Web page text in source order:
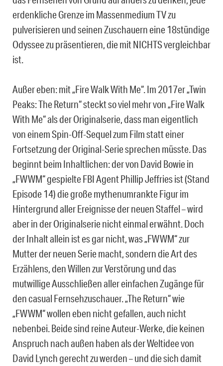
erdenkliche Grenze im Massenmedium TV zu
pulverisieren und seinen Zuschauern eine 18stündige
Odyssee zu präsentieren, die mit NICHTS vergleichbar
ist.
Außer eben: mit „Fire Walk With Me“. Im 2017er „Twin
Peaks: The Return“ steckt so viel mehr von „Fire Walk
With Me“ als der Originalserie, dass man eigentlich
von einem Spin-Off-Sequel zum Film statt einer
Fortsetzung der Original-Serie sprechen müsste. Das
beginnt beim Inhaltlichen: der von David Bowie in
„FWWM“ gespielte FBI Agent Phillip Jeffries ist (Stand
Episode 14) die große mythenumrankte Figur im
Hintergrund aller Ereignisse der neuen Staffel – wird
aber in der Originalserie nicht einmal erwähnt. Doch
der Inhalt allein ist es gar nicht, was „FWWM“ zur
Mutter der neuen Serie macht, sondern die Art des
Erzählens, den Willen zur Verstörung und das
mutwillige Ausschließen aller einfachen Zugänge für
den casual Fernsehzuschauer. „The Return“ wie
„FWWM“ wollen eben nicht gefallen, auch nicht
nebenbei. Beide sind reine Auteur-Werke, die keinen
Anspruch nach außen haben als der Weltidee von
David Lynch gerecht zu werden – und die sich damit